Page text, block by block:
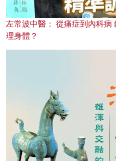
左常波中醫： 從痛症到內科病
理身體？